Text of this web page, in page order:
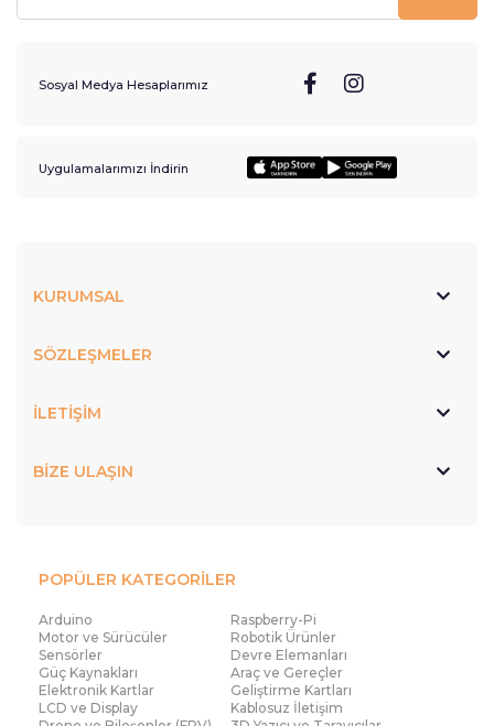
Sosyal Medya Hesaplarımız
Uygulamalarımızı İndirin
KURUMSAL
SÖZLEŞMELER
İLETİŞİM
BİZE ULAŞIN
POPÜLER KATEGORİLER
Arduino
Raspberry-Pi
Motor ve Sürücüler
Robotik Ürünler
Sensörler
Devre Elemanları
Güç Kaynakları
Araç ve Gereçler
Elektronik Kartlar
Geliştirme Kartları
LCD ve Display
Kablosuz İletişim